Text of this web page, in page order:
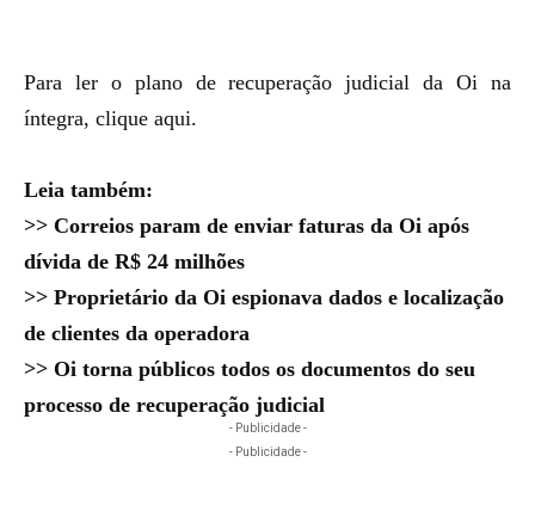
Para ler o plano de recuperação judicial da Oi na
íntegra, clique aqui.
Leia também:
>> Correios param de enviar faturas da Oi após
dívida de R$ 24 milhões
>> Proprietário da Oi espionava dados e localização
de clientes da operadora
>> Oi torna públicos todos os documentos do seu
processo de recuperação judicial
- Publicidade -
- Publicidade -